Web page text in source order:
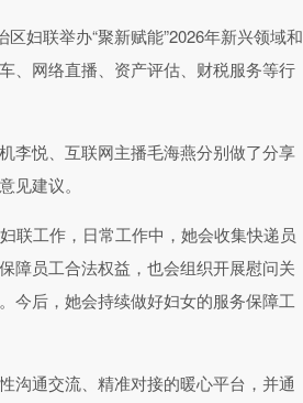
妇联举办“聚新赋能”2026年新兴领域和
、网络直播、资产评估、财税服务等行
李悦、互联网主播毛海燕分别做了分享
见建议。
联工作，日常工作中，她会收集快递员
障员工合法权益，也会组织开展慰问关
今后，她会持续做好妇女的服务保障工
沟通交流、精准对接的暖心平台，并通